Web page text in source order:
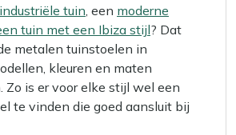
industriële tuin , een moderne
tuin met een Ibiza stijl? Dat
metalen tuinstoelen in
kleuren en maten
Zo is er voor elke stijl wel een
te vinden die goed aansluit bij